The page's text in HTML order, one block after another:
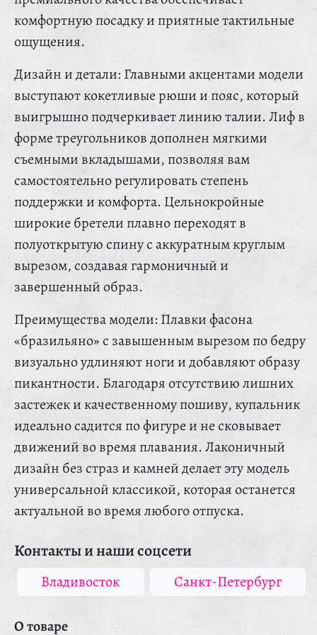
комфортную посадку и приятные тактильные
ощущения.
Дизайн и детали: Главными акцентами модели
выступают кокетливые рюши и пояс, который
выигрышно подчеркивает линию талии. Лиф в
форме треугольников дополнен мягкими
съемными вкладышами, позволяя вам
самостоятельно регулировать степень
поддержки и комфорта. Цельнокройные
широкие бретели плавно переходят в
полуоткрытую спину с аккуратным круглым
вырезом, создавая гармоничный и
завершенный образ.
Преимущества модели: Плавки фасона
«бразильяно» с завышенным вырезом по бедру
визуально удлиняют ноги и добавляют образу
пикантности. Благодаря отсутствию лишних
застежек и качественному пошиву, купальник
идеально садится по фигуре и не сковывает
движений во время плавания. Лаконичный
дизайн без страз и камней делает эту модель
универсальной классикой, которая останется
актуальной во время любого отпуска.
Контакты и наши соцсети
Владивосток Санкт-Петербург
О товаре